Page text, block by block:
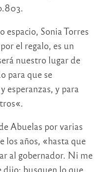
espacio, Sonia Torres
el regalo, es un
nuestro lugar de
para que se
esperanzas, y para
Abuelas por varias
los años, «hasta que
al gobernador. Ni me
busquen lo que